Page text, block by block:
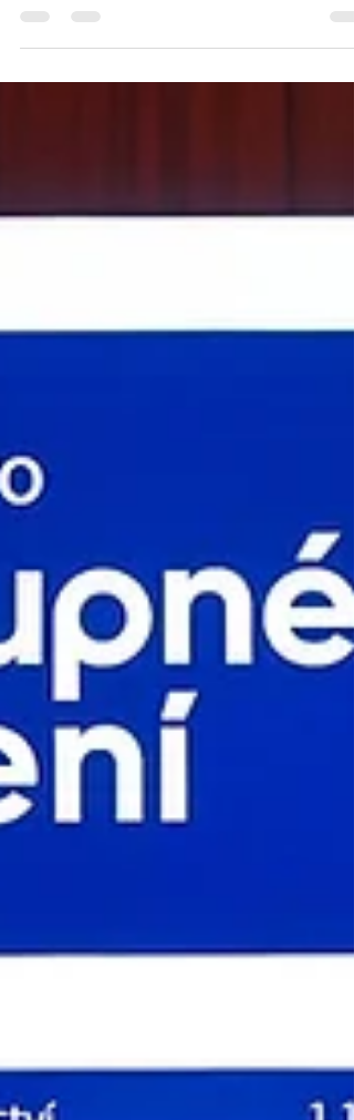
se uskuteční od čtvrtka 1. do úterý 6.
října. Jeho 16. ročník nese motto „Bydlím,
tedy jsem“ a zaměří se na bydlení.